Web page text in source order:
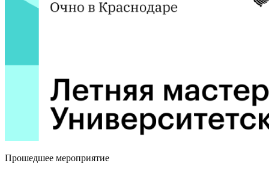
Прошедшее мероприятие